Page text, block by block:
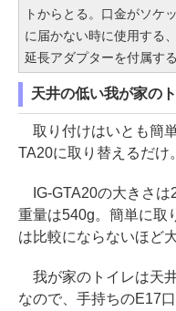
トからとる。口金がソケ
に届かない時に使用する
延長アダプターを付属する
天井の低い我が家の
取り付けはいとも簡
TA20に取り替えるだけ
IG-GTA20の大きさは
重量は540g。簡単に取
は比較にならないほど
我が家のトイレは天
なので、手持ちのE17